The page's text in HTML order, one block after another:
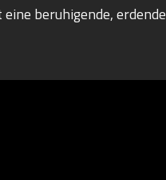
beruhigende, erdende